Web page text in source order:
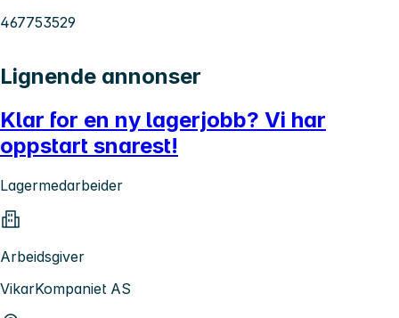
467753529
Lignende annonser
Klar for en ny lagerjobb? Vi har
oppstart snarest!
Lagermedarbeider
Arbeidsgiver
VikarKompaniet AS